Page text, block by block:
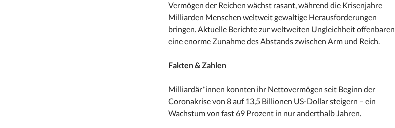
Vermögen der Reichen wächst rasant, während die Krisenjahre
Milliarden Menschen weltweit gewaltige Herausforderungen
bringen. Aktuelle Berichte zur weltweiten Ungleichheit offenbaren
eine enorme Zunahme des Abstands zwischen Arm und Reich.
Fakten & Zahlen
Milliardär*innen konnten ihr Nettovermögen seit Beginn der
Coronakrise von 8 auf 13,5 Billionen US-Dollar steigern – ein
Wachstum von fast 69 Prozent in nur anderthalb Jahren.